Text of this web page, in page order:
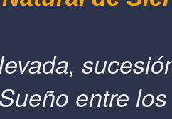
entre